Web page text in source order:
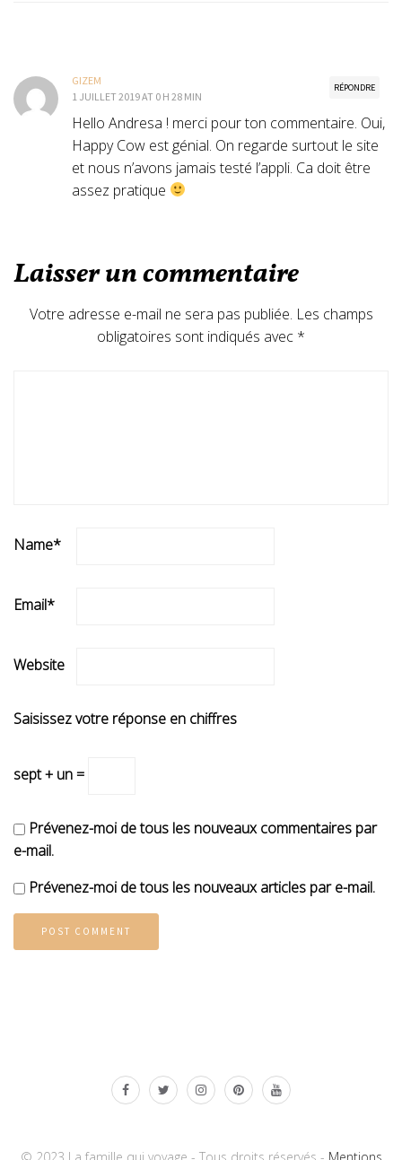
RÉPONDRE
GIZEM
1 JUILLET 2019 AT 0 H 28 MIN
Hello Andresa ! merci pour ton commentaire. Oui,
Happy Cow est génial. On regarde surtout le site
et nous n’avons jamais testé l’appli. Ca doit être
assez pratique
Laisser un commentaire
Votre adresse e-mail ne sera pas publiée. Les champs
obligatoires sont indiqués avec *
Name*
Email*
Website
Saisissez votre réponse en chiffres
sept + un =
Prévenez-moi de tous les nouveaux commentaires par
e-mail.
Prévenez-moi de tous les nouveaux articles par e-mail.
© 2023 La famille qui voyage - Tous droits réservés - Mentions